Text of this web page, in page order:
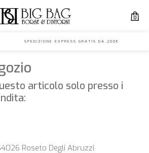
0
200€ SPEDIZIONE EXPRESS GRATIS DA
articolo solo presso i
Roseto Degli Abruzzi